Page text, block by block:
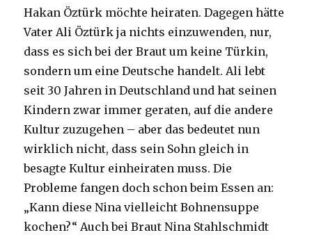
Hakan Öztürk möchte heiraten. Dagegen hätte
Vater Ali Öztürk ja nichts einzuwenden, nur,
dass es sich bei der Braut um keine Türkin,
sondern um eine Deutsche handelt. Ali lebt
seit 30 Jahren in Deutschland und hat seinen
Kindern zwar immer geraten, auf die andere
Kultur zuzugehen – aber das bedeutet nun
wirklich nicht, dass sein Sohn gleich in
besagte Kultur einheiraten muss. Die
Probleme fangen doch schon beim Essen an:
„Kann diese Nina vielleicht Bohnensuppe
kochen?“ Auch bei Braut Nina Stahlschmidt